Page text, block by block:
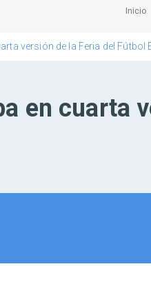
Inicio
versión de la Feria del Fútbol
en cuarta